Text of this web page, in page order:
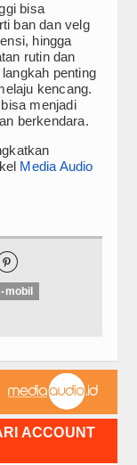
bisa
ban dan velg
hingga
rutin dan
penting
kencang.
menjadi
berkendara.
Media Audio

mobil
ACCOUNT